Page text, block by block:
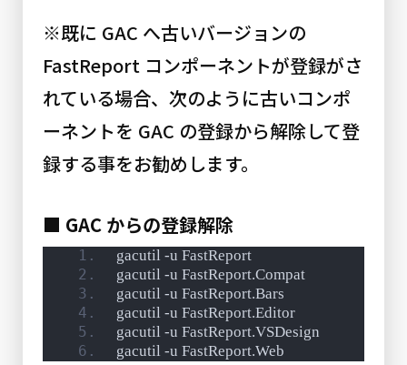
※既に GAC へ古いバージョンの
FastReport コンポーネントが登録がさ
れている場合、次のように古いコンポ
ーネントを GAC の登録から解除して登
録する事をお勧めします。
■ GAC からの登録解除
gacutil -u FastReport
gacutil -u FastReport.Compat
gacutil -u FastReport.Bars
gacutil -u FastReport.Editor
gacutil -u FastReport.VSDesign
gacutil -u FastReport.Web